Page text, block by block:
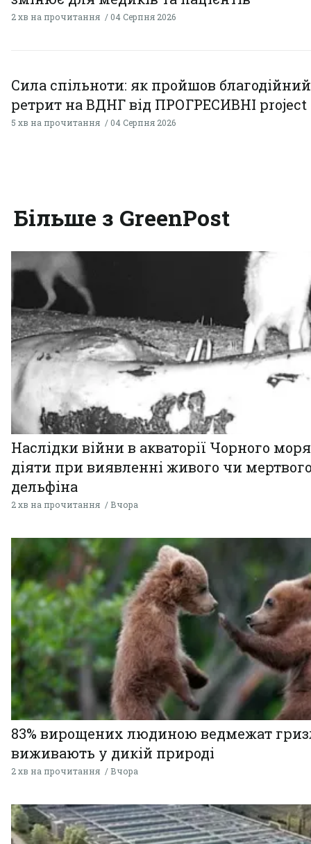
2 хв на прочитання 04 Серпня 2026
Сила спільноти: як пройшов благодійний
ретрит на ВДНГ від ПРОГРЕСИВНІ project
5 хв на прочитання 04 Серпня 2026
Більше з GreenPost
Наслідки війни в акваторії Чорного
діяти при виявленні живого чи
дельфіна
2 хв на прочитання Вчора
83% вирощених людиною ведмежат
виживають у дикій природі
2 хв на прочитання Вчора